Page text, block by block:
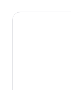
The Royal Lion